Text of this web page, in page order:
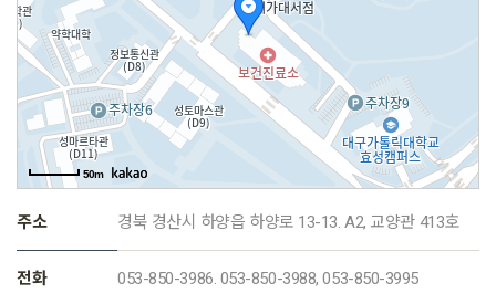
50m
주소 경북 경산시 하양읍 하양로 13-13. A2, 교양관 413호
전화 053-850-3986. 053-850-3988, 053-850-3995